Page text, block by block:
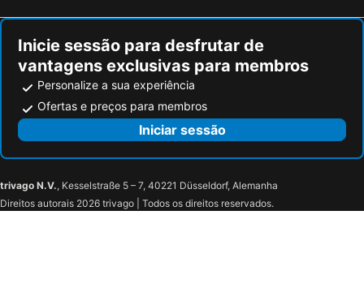
Inicie sessão para desfrutar de
vantagens exclusivas para membros
Personalize a sua experiência
Ofertas e preços para membros
Iniciar sessão
trivago N.V., Kesselstraße 5 – 7, 40221 Düsseldorf, Alemanha
Direitos autorais 2026 trivago | Todos os direitos reservados.